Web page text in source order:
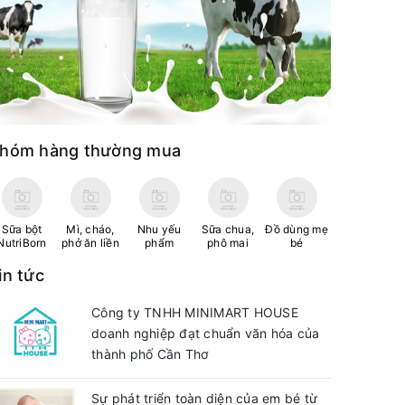
hàng thường mua
Sữa bột
Mì, cháo,
phở ăn liền
Nhu yếu
phẩm
Sữa chua,
phô mai
Đồ dùng mẹ
bé
tức
Công ty TNHH MINIMART HOUSE
doanh nghiệp đạt chuẩn văn hóa của
thành phố Cần Thơ
Sự phát triển toàn diện của em bé từ